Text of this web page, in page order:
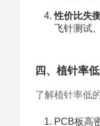
性价比失
飞针测试
四、植针率
了解植针率低
PCB板高